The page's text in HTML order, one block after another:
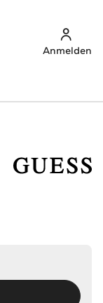
Anmelden